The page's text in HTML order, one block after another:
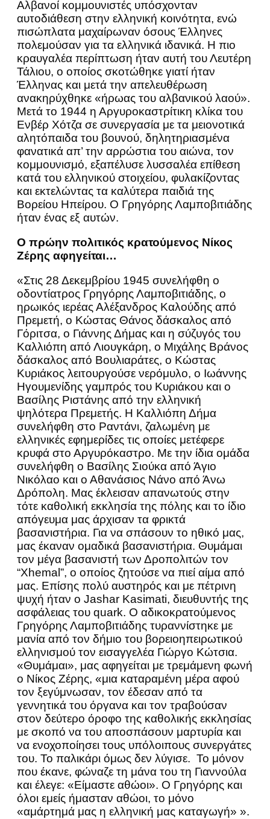
Αλβανοί κομμουνιστές υπόσχονταν
αυτοδιάθεση στην ελληνική κοινότητα, ενώ
πισώπλατα μαχαίρωναν όσους Έλληνες
πολεμούσαν για τα ελληνικά ιδανικά. Η πιο
κραυγαλέα περίπτωση ήταν αυτή του Λευτέρη
Τάλιου, ο οποίος σκοτώθηκε γιατί ήταν
Έλληνας και μετά την απελευθέρωση
ανακηρύχθηκε «ήρωας του αλβανικού λαού».
Μετά το 1944 η Αργυροκαστρίτικη κλίκα του
Ενβέρ Χότζα σε συνεργασία με τα μειονοτικά
αλητόπαιδα του βουνού, δηλητηριασμένα
φανατικά απ’ την αρρώστια του αιώνα, τον
κομμουνισμό, εξαπέλυσε λυσσαλέα επίθεση
κατά του ελληνικού στοιχείου, φυλακίζοντας
και εκτελώντας τα καλύτερα παιδιά της
Βορείου Ηπείρου. Ο Γρηγόρης Λαμποβιτιάδης
ήταν ένας εξ αυτών.
Ο πρώην πολιτικός κρατούμενος Νίκος
Ζέρης αφηγείται…
«Στις 28 Δεκεμβρίου 1945 συνελήφθη ο
οδοντίατρος Γρηγόρης Λαμποβιτιάδης, ο
ηρωικός ιερέας Αλέξανδρος Καλούδης από
Πρεμετή, ο Κώστας Θάνος δάσκαλος από
Γόριτσα, ο Γιάννης Δήμας και η σύζυγός του
Καλλιόπη από Λιουγκάρη, ο Μιχάλης Βράνος
δάσκαλος από Βουλιαράτες, ο Κώστας
Κυριάκος λειτουργούσε νερόμυλο, ο Ιωάννης
Ηγουμενίδης γαμπρός του Κυριάκου και ο
Βασίλης Ριστάνης από την ελληνική
ψηλότερα Πρεμετής. Η Καλλιόπη Δήμα
συνελήφθη στο Ραντάνι, ζαλωμένη με
ελληνικές εφημερίδες τις οποίες μετέφερε
κρυφά στο Αργυρόκαστρο. Με την ίδια ομάδα
συνελήφθη ο Βασίλης Σιούκα από Άγιο
Νικόλαο και ο Αθανάσιος Νάνο από Άνω
Δρόπολη. Μας έκλεισαν απανωτούς στην
τότε καθολική εκκλησία της πόλης και το ίδιο
απόγευμα μας άρχισαν τα φρικτά
βασανιστήρια. Για να σπάσουν το ηθικό μας,
μας έκαναν ομαδικά βασανιστήρια. Θυμάμαι
τον μέγα βασανιστή των Δροπολιτών τον
“Xhemal”, ο οποίος ζητούσε να πιεί αίμα από
μας. Επίσης πολύ αυστηρός και με πέτρινη
ψυχή ήταν ο Jashar Kasimati, διευθυντής της
ασφάλειας του quark. Ο αδικοκρατούμενος
Γρηγόρης Λαμποβιτιάδης τυραννίστηκε με
μανία από τον δήμιο του βορειοηπειρωτικού
ελληνισμού τον εισαγγελέα Γιώργο Κώτσια.
«Θυμάμαι», μας αφηγείται με τρεμάμενη φωνή
ο Νίκος Ζέρης, «μια καταραμένη μέρα αφού
τον ξεγύμνωσαν, τον έδεσαν από τα
γεννητικά του όργανα και τον τραβούσαν
στον δεύτερο όροφο της καθολικής εκκλησίας
με σκοπό να του αποσπάσουν μαρτυρία και
να ενοχοποίησει τους υπόλοιπους συνεργάτες
του. Το παλικάρι όμως δεν λύγισε. Το μόνον
που έκανε, φώναζε τη μάνα του τη Γιαννούλα
και έλεγε: «Είμαστε αθώοι». Ο Γρηγόρης και
όλοι εμείς ήμασταν αθώοι, το μόνο
«αμάρτημά μας η ελληνική μας καταγωγή» ».